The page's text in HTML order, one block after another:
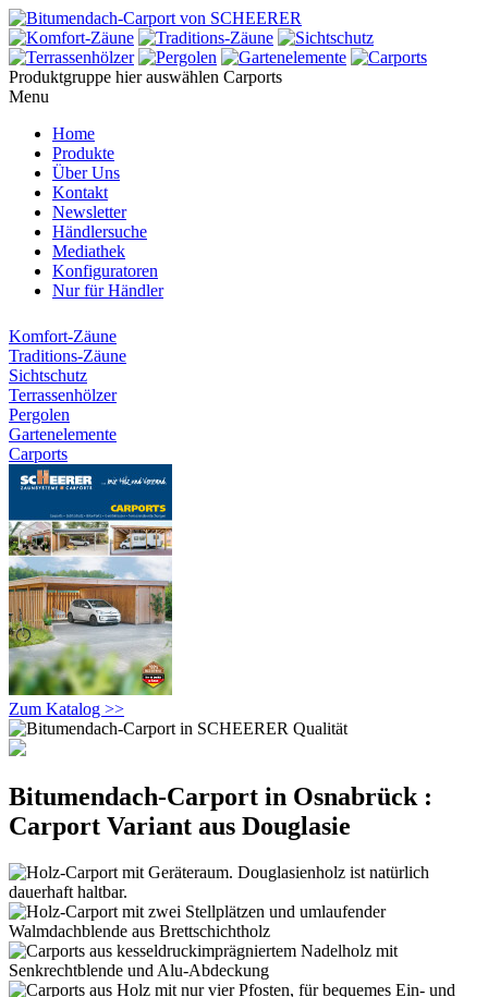
Produktgruppe hier auswählen Carports
Menu
Home
Produkte
Über Uns
Kontakt
Newsletter
Händlersuche
Mediathek
Konfiguratoren
Nur für Händler
Komfort-Zäune
Traditions-Zäune
Sichtschutz
Terrassenhölzer
Pergolen
Gartenelemente
Carports
Zum Katalog >>
Bitumendach-Carport in Osnabrück :
Carport Variant aus Douglasie